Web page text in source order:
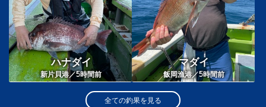
ハナダイ
新片貝港／5時間前
マダイ
飯岡漁港／5時間前
全ての釣果を見る